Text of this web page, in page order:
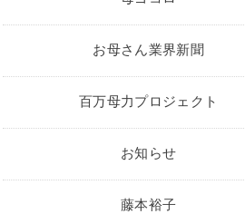
お母さん業界新聞
百万母力プロジェクト
お知らせ
藤本裕子